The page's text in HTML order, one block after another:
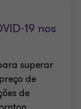
19 nos
superar
de
de